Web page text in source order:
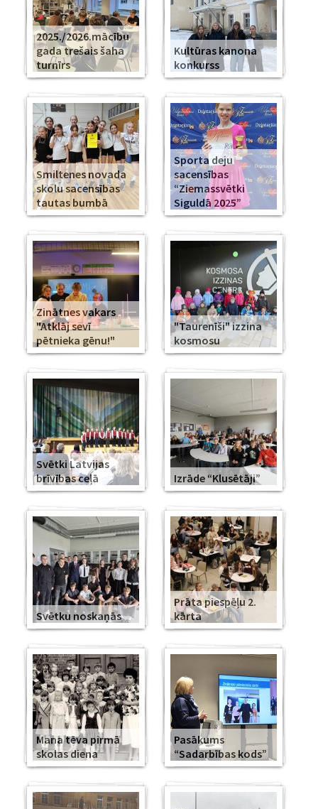
2025./2026.mācību
gada trešais šaha
turnīrs
Kultūras kanona
konkurss
Smiltenes novada
skolu sacensības
tautas bumbā
Sporta deju
sacensības
“Ziemassvētki
Siguldā 2025”
Zinātnes vakars
"Atklāj sevī
pētnieka gēnu!"
"Taurenīši" izzina
kosmosu
Svētki Latvijas
brīvības ceļā
Izrāde “Klusētāji”
Svētku noskaņās
Prāta piespēļu 2.
kārta
Mana tēva pirmā
skolas diena
Pasākums
“Sadarbības kods”